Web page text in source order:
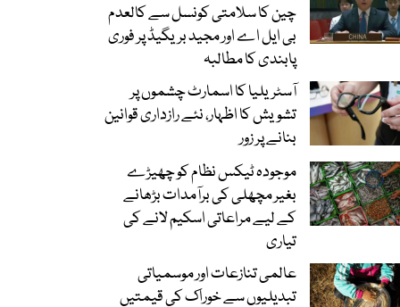
چین کا سلامتی کونسل سے کالعدم
بی ایل اے اور مجید بریگیڈ پر فوری
پابندی کا مطالبہ
آسٹریلیا کا اسمارٹ چشموں پر
تشویش کا اظہار، نئے رازداری قوانین
بنانے پر زور
موجودہ ٹیکس نظام کو چھیڑے
بغیر مچھلی کی برآمدات بڑھانے
کے لیے مراعاتی اسکیم لانے کی
تیاری
عالمی تنازعات اور موسمیاتی
تبدیلیوں سے خوراک کی قیمتیں